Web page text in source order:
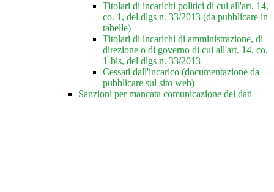
Titolari di incarichi politici di cui all'art. 14,
co. 1, del dlgs n. 33/2013 (da pubblicare in
tabelle)
Titolari di incarichi di amministrazione, di
direzione o di governo di cui all'art. 14, co.
1-bis, del dlgs n. 33/2013
Cessati dall'incarico (documentazione da
pubblicare sul sito web)
Sanzioni per mancata comunicazione dei dati